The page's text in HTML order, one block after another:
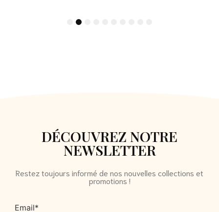
5
DÉCOUVREZ NOTRE
NEWSLETTER
Restez toujours informé de nos nouvelles collections et
promotions !
Email*